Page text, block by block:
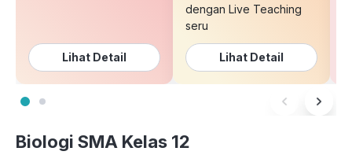
Lihat Detail
dengan Live Teaching
seru
Lihat Detail
Biologi SMA Kelas 12